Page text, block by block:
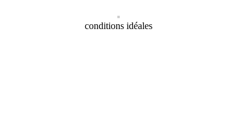
conditions idéales